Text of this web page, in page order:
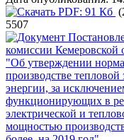
PDF: 91 Кб
5507
комиссии Кемеровской
"Об утверждении
производстве
энергии, за
функционирующих в
электрической и
мощностью